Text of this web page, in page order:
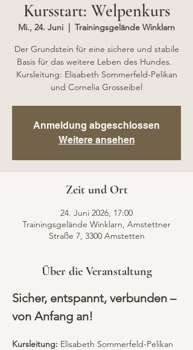
Kursstart: Welpenkurs
Mi., 24. Juni
  |
Trainingsgelände Winklarn
Der Grundstein für eine sichere und stabile
Basis für das weitere Leben des Hundes.
Kursleitung: Elisabeth Sommerfeld-Pelikan
und Cornelia Grosseibel
Anmeldung abgeschlossen
Weitere ansehen
Zeit und Ort
24. Juni 2026, 17:00
Trainingsgelände Winklarn, Amstettner
Straße 7, 3300 Amstetten
Über die Veranstaltung
Sicher, entspannt, verbunden –
von Anfang an!
Kursleitung: Elisabeth Sommerfeld-Pelikan